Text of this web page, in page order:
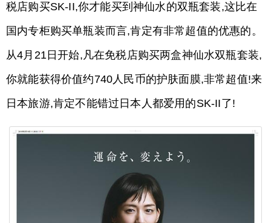
税店购买SK-II,你才能买到神仙水的双瓶套装,这比在
国内专柜购买单瓶装而言,肯定有非常超值的优惠的。
从4月21日开始,凡在免税店购买两盒神仙水双瓶套装,
你就能获得价值约740人民币的护肤面膜,非常超值!来
日本旅游,肯定不能错过日本人都爱用的SK-II了!